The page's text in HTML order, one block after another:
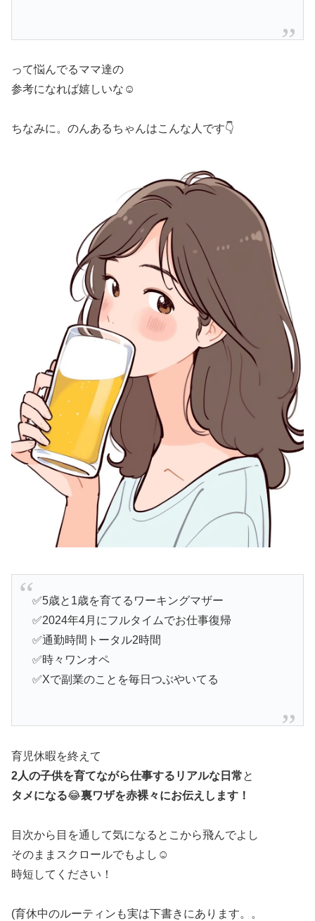
って悩んでるママ達の
参考になれば嬉しいな☺️
ちなみに。のんあるちゃんはこんな人です👇
✅5歳と1歳を育てるワーキングマザー
✅2024年4月にフルタイムでお仕事復帰
✅通勤時間トータル2時間
✅時々ワンオペ
✅Xで副業のことを毎日つぶやいてる
育児休暇を終えて
2人の子供を育てながら仕事するリアルな日常と
タメになる😂裏ワザを赤裸々にお伝えします！
目次から目を通して気になるとこから飛んでよし
そのままスクロールでもよし☺️
時短してください！
(育休中のルーティンも実は下書きにあります。。